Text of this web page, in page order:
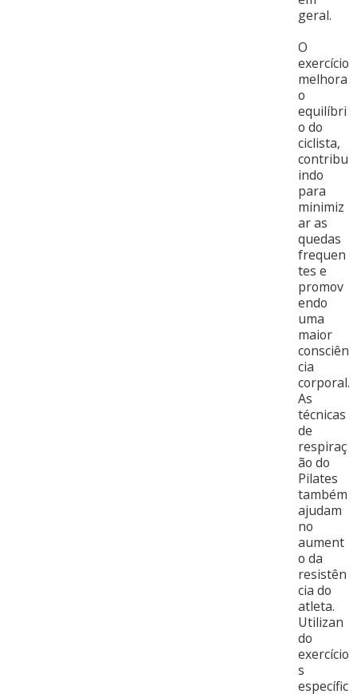
geral.
O
exercício
melhora
o
equilíbri
o do
ciclista,
contribu
indo
para
minimiz
ar as
quedas
frequen
tes e
promov
endo
uma
maior
consciên
cia
corporal.
As
técnicas
de
respiraç
ão do
Pilates
também
ajudam
no
aument
o da
resistên
cia do
atleta.
Utilizan
do
exercício
s
específic